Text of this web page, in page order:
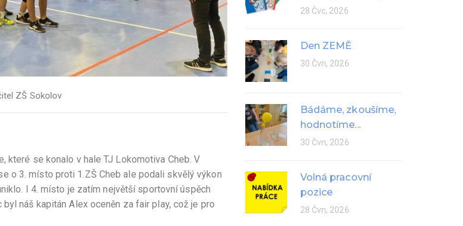
ZŠ Sokolov
které se konalo v hale TJ Lokomotiva Cheb. V
o 3. místo proti 1.ZŠ Cheb ale podali skvělý výkon
I 4. místo je zatím největší sportovní úspěch
náš kapitán Alex oceněn za fair play, což je pro
28 Čvc, 2026
Den ZEMĚ
30 Čvn, 2026
Bádáme, zkoušíme,
hodnotíme...
30 Čvn, 2026
Volná pracovní
pozice
28 Čvn, 2026